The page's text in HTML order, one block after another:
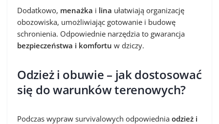
Dodatkowo, menażka i lina ułatwiają organizację
obozowiska, umożliwiając gotowanie i budowę
schronienia. Odpowiednie narzędzia to gwarancja
bezpieczeństwa i komfortu w dziczy.
Odzież i obuwie – jak dostosować
się do warunków terenowych?
Podczas wypraw survivalowych odpowiednia odzież i